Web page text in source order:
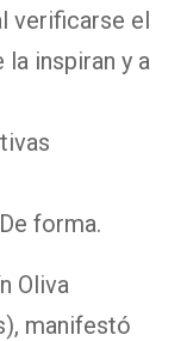
verificarse el
inspiran y a
forma.
Oliva
manifestó